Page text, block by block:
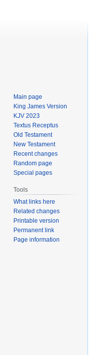
Main page
King James Version
KJV 2023
Textus Receptus
Old Testament
New Testament
Recent changes
Random page
Special pages
Tools
What links here
Related changes
Printable version
Permanent link
Page information